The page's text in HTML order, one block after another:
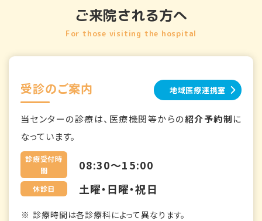
ご来院される方へ
For those visiting the hospital
受診のご案内 地域医療連携室
当センターの診療は、医療機関等からの紹介予約制に
なっています。
診療受付時
間
08:30～15:00
休診日 土曜・日曜・祝日
診療時間は各診療科によって異なります。